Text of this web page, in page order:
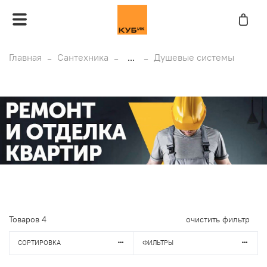
Главная Сантехника ... Душевые системы
Товаров 4 очистить фильтр
СОРТИРОВКА ФИЛЬТРЫ